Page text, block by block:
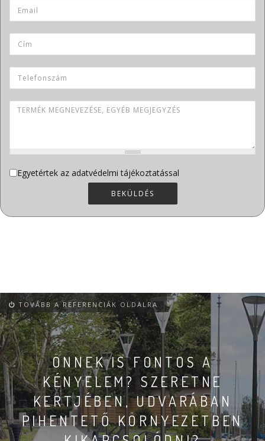
Email *
Cím
Telefonszám
Termék megnevezése, egyéb megjegyzés
Adatvédelem*
Egyetértek az adatvédelmi tájékoztatással
BEKÜLDÉS
TOVÁBB A REFERENCIÁK OLDALRA
ÖNNEK IS FONTOS A
KÉNYELEM? SZERETNE
KERTJÉBEN, UDVARÁBAN
PIHENTETŐ KÖRNYEZETBEN